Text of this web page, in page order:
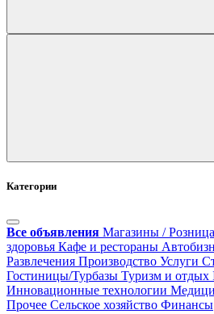
Категории
Все объявления Магазины / Розница
здоровья Кафе и рестораны
Развлечения Производство Услуги
Гостиницы/Турбазы Туризм и отдых
Инновационные технологии
Прочее Сельское хозяйство Финансы